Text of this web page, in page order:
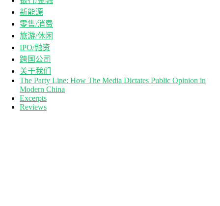
新能源
零售/消费
旅游/休闲
IPO/融资
跨国公司
关于我们
The Party Line: How The Media Dictates Public Opinion in
Modern China
Excerpts
Reviews